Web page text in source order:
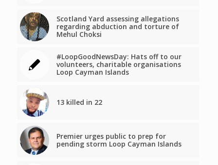
Scotland Yard assessing allegations
regarding abduction and torture of
Mehul Choksi
#LoopGoodNewsDay: Hats off to our
volunteers, charitable organisations
Loop Cayman Islands
13 killed in 22
Premier urges public to prep for
pending storm Loop Cayman Islands